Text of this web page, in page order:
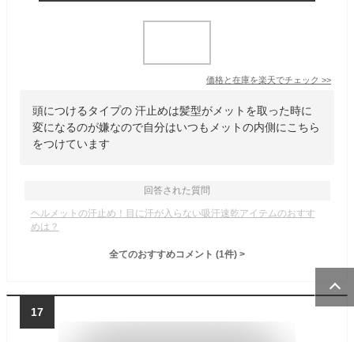
価格と在庫を楽天でチェック >>
頭につけるタイプの 汗止めは髪型がメットを取った時に
変になるのが嫌なので自分はいつもメットの内側にこちら
をつけています
回答された質問
ヘルメットの汗止め！目に汗が入らない吸汗速乾アイテムのおすす
めは？
全てのおすすめコメント (1件) >
17